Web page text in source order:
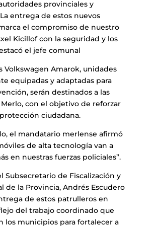
provinciales y
entrega de estos nuevos
el compromiso de nuestro
Kicillof con la seguridad y los
el jefe comunal
Volkswagen Amarok, unidades
equipadas y adaptadas para
serán destinados a las
con el objetivo de reforzar
ciudadana.
el mandatario merlense afirmó
de alta tecnología van a
en nuestras fuerzas policiales”.
Subsecretario de Fiscalización y
de la Provincia, Andrés Escudero
de estos patrulleros en
del trabajo coordinado que
los municipios para fortalecer a